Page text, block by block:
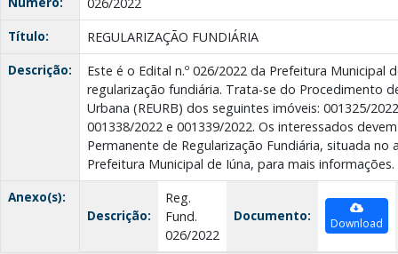
026/2022
Título:
REGULARIZAÇÃO FUNDIÁRIA
Descrição:
Este é o Edital n.º 026/2022 da Prefeitura Municipal
regularização fundiária. Trata-se do Procedimento
Urbana (REURB) dos seguintes imóveis: 001325/
001338/2022 e 001339/2022. Os interessados
Permanente de Regularização Fundiária, situada
Prefeitura Municipal de Iúna, para mais informações.
Anexo(s):
Descrição:
Reg.
Fund.
026/2022
Documento: Download